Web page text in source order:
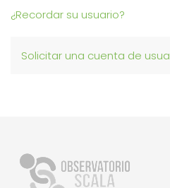
¿Recordar su usuario?
Solicitar una cuenta de